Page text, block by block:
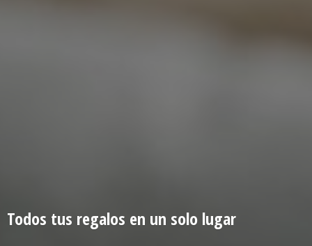
Todos tus regalos en un solo lugar